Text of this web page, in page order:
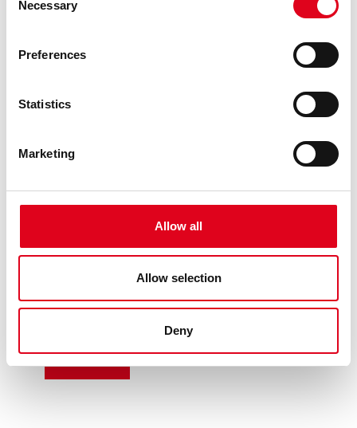
Selection
Necessary
Preferences
Statistics
Marketing
Allow all
Allow selection
Deny
26.04.2026 GENERAL
RESOLUCIÓ DE POSTBROSSA 26-27
El jurat, compost per Claudia Elies, Marc Navarro, Elena
de les Arts Lliures de la Fundació Joan Brossa (Georgina
Oliva i Maria Canelles), reunit el dimarts 14 d’abril del 2026,